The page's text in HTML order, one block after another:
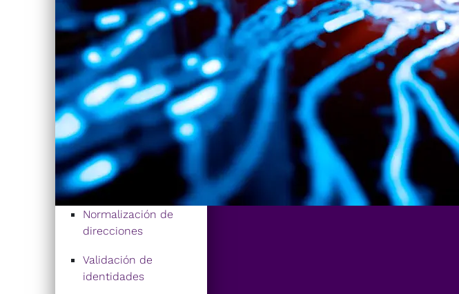
Normalización de
direcciones
Validación de
identidades